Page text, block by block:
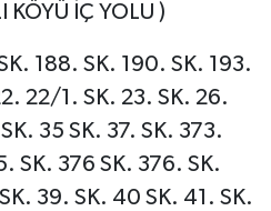
KÖYÜ İÇ YOLU )
188. SK. 190. SK. 193.
22/1. SK. 23. SK. 26.
35 SK. 37. SK. 373.
SK. 376 SK. 376. SK.
39. SK. 40 SK. 41. SK.